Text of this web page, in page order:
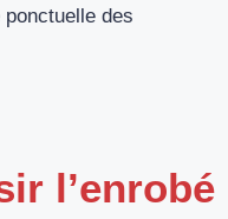
des
l’enrobé